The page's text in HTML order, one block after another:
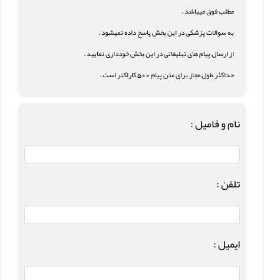
مطلب فوق میباشد .
به سوالات پزشکی در این بخش پاسخ داده نمیشود .
از ارسال پیام های تبلیغاتی در این بخش خودداری نمایید .
حداکثر طول مجاز برای متن پیام 500 کاراکتر است .
نام و فامیل :
تلفن :
ایمیل :